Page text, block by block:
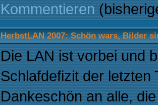
Kommentieren
HerbstLAN 2007: Schön wars, Bilder
Die LAN ist vorbei und
Schlafdefizit der letzten
Dankeschön an alle,